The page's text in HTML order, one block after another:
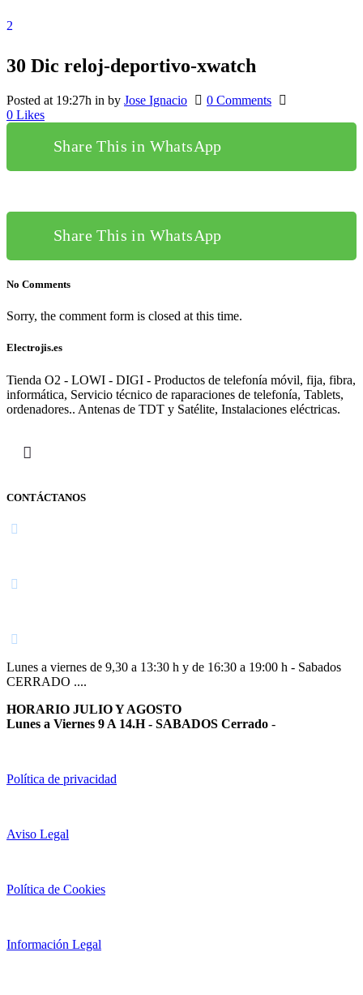
30 Dic reloj-deportivo-xwatch
Posted at 19:27h in by Jose Ignacio
0 Comments
0 Likes
Share This in WhatsApp
Share This in WhatsApp
No Comments
Sorry, the comment form is closed at this time.
Electrojis.es
Tienda O2 - LOWI - DIGI - Productos de telefonía móvil, fija, fibra,
informática, Servicio técnico de raparaciones de telefonía, Tablets,
ordenadores.. Antenas de TDT y Satélite, Instalaciones eléctricas.
CONTÁCTANOS
Lunes a viernes de 9,30 a 13:30 h y de 16:30 a 19:00 h - Sabados
CERRADO ....
HORARIO JULIO Y AGOSTO
Lunes a Viernes 9 A 14.H - SABADOS Cerrado -
Política de privacidad
Aviso Legal
Política de Cookies
Información Legal